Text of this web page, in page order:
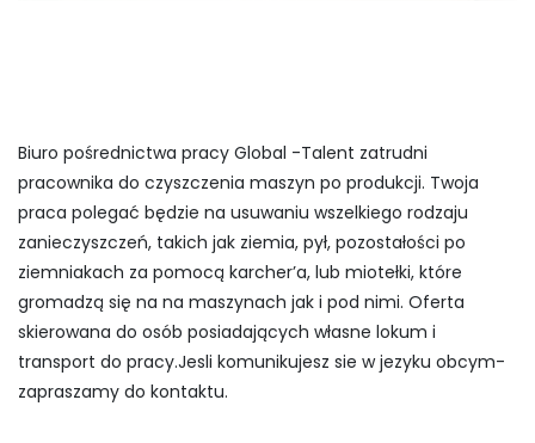
Biuro pośrednictwa pracy Global -Talent zatrudni
pracownika do czyszczenia maszyn po produkcji. Twoja
praca polegać będzie na usuwaniu wszelkiego rodzaju
zanieczyszczeń, takich jak ziemia, pył, pozostałości po
ziemniakach za pomocą karcher’a, lub miotełki, które
gromadzą się na na maszynach jak i pod nimi. Oferta
skierowana do osób posiadających własne lokum i
transport do pracy.Jesli komunikujesz sie w jezyku obcym-
zapraszamy do kontaktu.